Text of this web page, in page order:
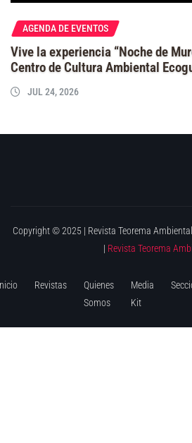
AGENDA DE EVENTOS
Vive la experiencia “Noche de
Centro de Cultura Ambiental
JUL 24, 2026
Copyright © 2025 | Revista Teorema
| Revista Teorema
Revistas
Quienes
Somos
Media
Kit